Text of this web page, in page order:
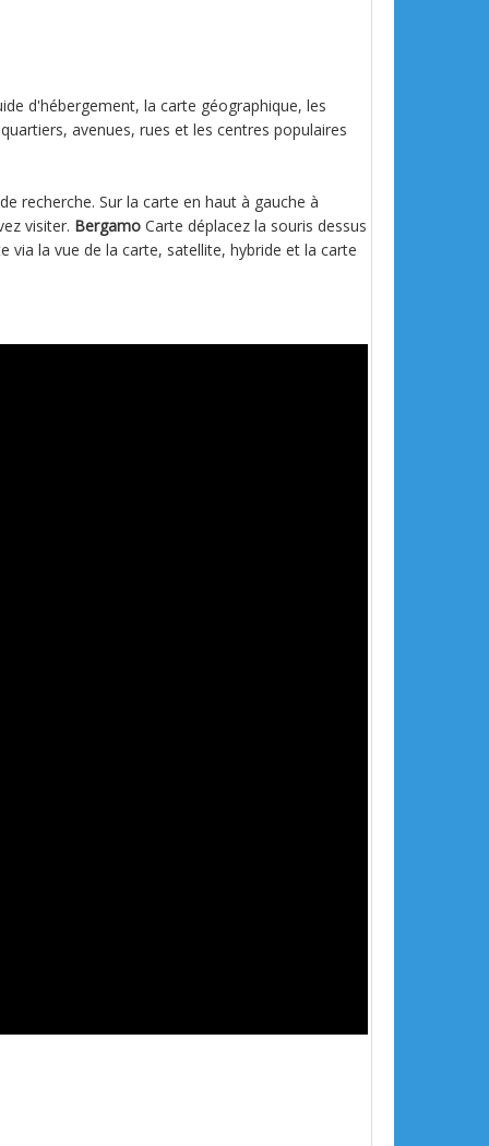
d'hébergement, la carte géographique, les
avenues, rues et les centres populaires
recherche. Sur la carte en haut à gauche à
visiter. Bergamo Carte déplacez la souris dessus
via la vue de la carte, satellite, hybride et la carte